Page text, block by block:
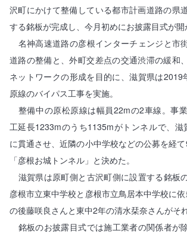
沢町にかけて整備している都市計画道路の県
する銘板が完成し、今月初めにお披露目式が開
名神高速道路の彦根インターチェンジと市
道路の整備と、外町交差点の交通渋滞の緩和
ネットワークの形成を目的に、滋賀県は2019
原線のバイパス工事を実施。
整備中の原松原線は幅員22mの2車線。事
工延長1233mのうち1135mがトンネルで、滋
に貫通させ、近隣の小中学校などの公募を経
「彦根お城トンネル」と決めた。
滋賀県は原町側と古沢町側に設置する銘板
彦根市立東中学校と彦根市立鳥居本中学校に
の後藤咲良さんと東中2年の清水栞奈さんがそ
銘板のお披露目式では施工業者の関係者が